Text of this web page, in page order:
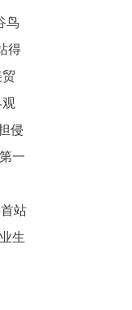
鸟
得
观
侵
一
站
生